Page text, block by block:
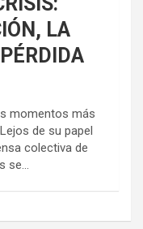
LA
momentos más
de su papel
colectiva de
se...